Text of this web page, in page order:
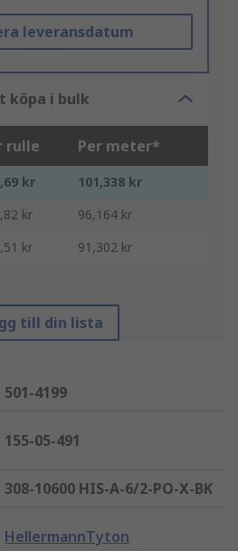
leveransdatum
i bulk
rulle Per meter*
kr
101,338 kr
kr
96,164 kr
kr 91,302 kr
till din lista
501-4199
155-05-491
308-10600 HIS-A-6/2-PO-X-BK
HellermannTyton